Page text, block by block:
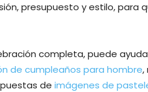
presupuesto y estilo, para
completa, puede
de cumpleaños para hombre,
de imágenes de